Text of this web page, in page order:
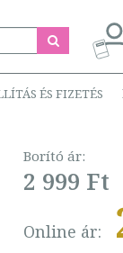
ÉS FIZETÉS
Borító ár:
2 999 Ft
Online ár: